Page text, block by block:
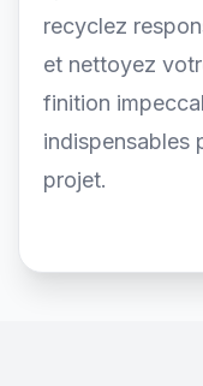
recyclez
et nettoyez
finition
indispensables
projet.